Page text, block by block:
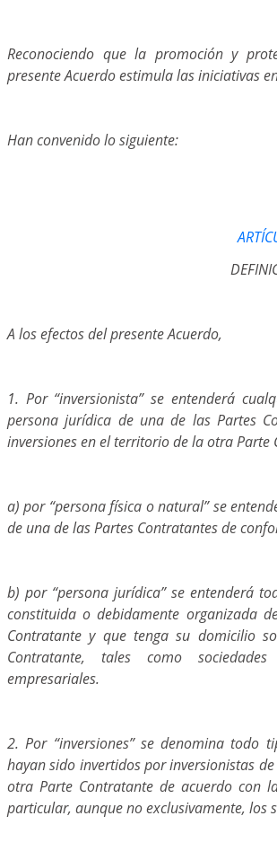
Reconociendo que la promoción y
presente Acuerdo estimula las iniciativas
Han convenido lo siguiente:
A los efectos del presente Acuerdo,
1. Por “inversionista” se entenderá
persona jurídica de una de las Partes
inversiones en el territorio de la otra Parte
a) por “persona física o natural” se
de una de las Partes Contratantes de
b) por “persona jurídica” se entenderá
constituida o debidamente organizada
Contratante y que tenga su domicilio
Contratante, tales como
empresariales.
2. Por “inversiones” se denomina todo
hayan sido invertidos por inversionistas
otra Parte Contratante de acuerdo con
particular, aunque no exclusivamente, los